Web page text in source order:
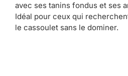
avec ses tanins fondus et ses
Idéal pour ceux qui
le cassoulet sans le dominer.